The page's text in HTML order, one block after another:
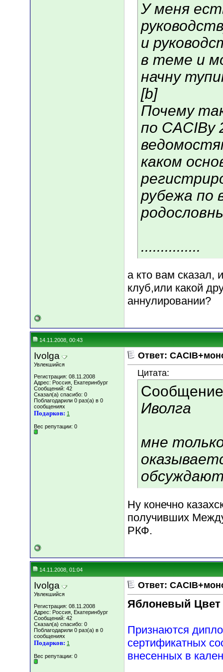
У меня
и
в теме и
начну
[b]
Почему
по CACIBу
каком
рубежа по
...............
а кто вам сказал,
клуб,или какой
аннулировании?
14.11.2008, 00:43
Ivolga
Увлекшийся
Регистрация: 08.11.2008
Адрес: Россия, Екатеринбург
Сообщений: 42
Сказал(а) спасибо: 0
Поблагодарили 0 раз(а) в 0
сообщениях
Подарков: 1
Вес репутации: 0
Ответ:
Цитата:
Иволга
мне
Ну конечно
получивших
РКФ.
14.11.2008, 01:04
Ivolga
Увлекшийся
Регистрация: 08.11.2008
Адрес: Россия, Екатеринбург
Сообщений: 42
Сказал(а) спасибо: 0
Поблагодарили 0 раз(а) в 0
сообщениях
Подарков: 1
Вес репутации: 0
Ответ:
Яблоневый Цвет
Признаются
сертификатных
внесенных в